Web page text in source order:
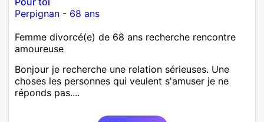
Perpignan - 68 ans
Femme divorcé(e) de 68 ans recherche rencontre
amoureuse
Bonjour je recherche une relation sérieuses. Une
choses les personnes qui veulent s'amuser je ne
réponds pas....